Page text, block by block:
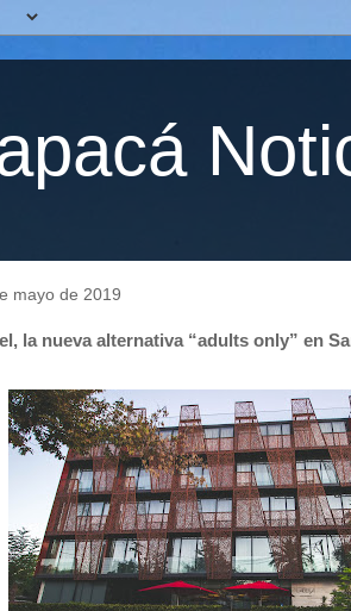
mayo de 2019
la nueva alternativa “adults only” en